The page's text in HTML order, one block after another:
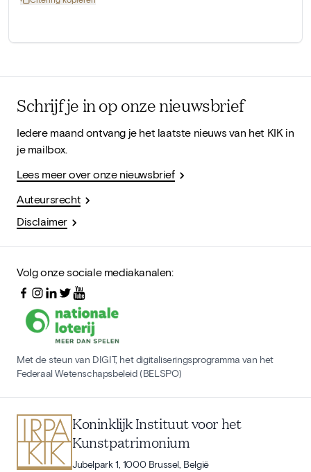
Schrijf je in op onze nieuwsbrief
Iedere maand ontvang je het laatste nieuws van het KIK in
je mailbox.
Lees meer over onze nieuwsbrief
Auteursrecht
Disclaimer
Volg onze sociale mediakanalen:
Met de steun van DIGIT, het digitaliseringsprogramma van het
Federaal Wetenschapsbeleid (BELSPO)
Koninklijk Instituut voor het
Kunstpatrimonium
Jubelpark 1, 1000 Brussel, België